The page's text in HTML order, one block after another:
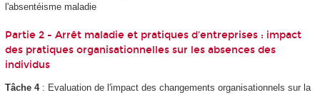
l'absentéisme maladie
Partie 2 - Arrêt maladie et pratiques d'entreprises : impact
des pratiques organisationnelles sur les absences des
individus
Tâche 4: Evaluation de l'impact des changements organisationnels sur la